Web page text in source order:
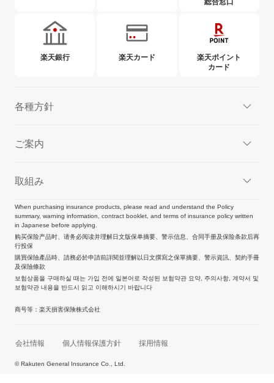
総合窓口
楽天銀行 楽天カード
楽天ポイント
カード
各種方針
ご案内
取組み
When purchasing insurance products, please read and understand the Policy
summary, warning information, contract booklet, and terms of insurance policy written
in Japanese before applying.
购买保险产品时、请务必阅读并理解日文版保单摘要、警示信息、合同手册及保险条款后再
行投保
購買保險產品時、請務必於申請前詳閱並理解以日文撰寫之保單摘要、警示資訊、契約手冊
及保險條款
보험상품을 구매하실 때는 가입 전에 일본어로 작성된 보험약관 요약, 주의사항, 계약서 및
보험약관 내용을 반드시 읽고 이해하시기 바랍니다
商号等：楽天損害保険株式会社
会社情報 個人情報保護方針 採用情報
© Rakuten General Insurance Co., Ltd.